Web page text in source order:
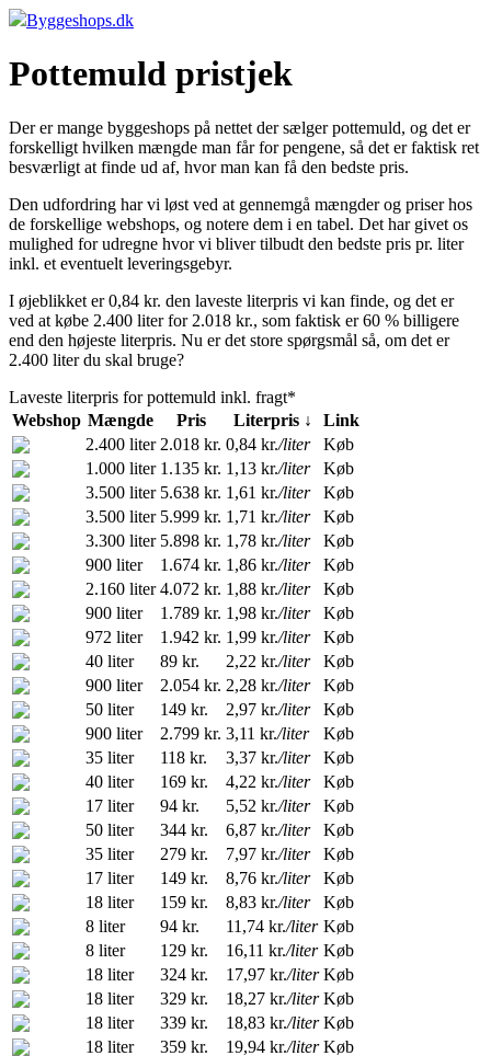
Byggeshops.dk
Pottemuld pristjek
Der er mange byggeshops på nettet der sælger pottemuld, og det er
forskelligt hvilken mængde man får for pengene, så det er faktisk ret
besværligt at finde ud af, hvor man kan få den bedste pris.
Den udfordring har vi løst ved at gennemgå mængder og priser hos
de forskellige webshops, og notere dem i en tabel. Det har givet os
mulighed for udregne hvor vi bliver tilbudt den bedste pris pr. liter
inkl. et eventuelt leveringsgebyr.
I øjeblikket er 0,84 kr. den laveste literpris vi kan finde, og det er
ved at købe 2.400 liter for 2.018 kr., som faktisk er 60 % billigere
end den højeste literpris. Nu er det store spørgsmål så, om det er
2.400 liter du skal bruge?
Laveste literpris for pottemuld inkl. fragt*
Webshop Mængde Pris Literpris ↓
Link
2.400 liter 2.018 kr. 0,84 kr./liter
Køb
1.000 liter 1.135 kr. 1,13 kr./liter
Køb
3.500 liter 5.638 kr. 1,61 kr./liter
Køb
3.500 liter 5.999 kr. 1,71 kr./liter
Køb
3.300 liter 5.898 kr. 1,78 kr./liter
Køb
900 liter
1.674 kr. 1,86 kr./liter
Køb
2.160 liter 4.072 kr. 1,88 kr./liter
Køb
900 liter
1.789 kr. 1,98 kr./liter
Køb
972 liter
1.942 kr. 1,99 kr./liter
Køb
40 liter
89 kr. 2,22 kr./liter
Køb
900 liter
2.054 kr. 2,28 kr./liter
Køb
50 liter
149 kr. 2,97 kr./liter
Køb
900 liter
2.799 kr. 3,11 kr./liter
Køb
35 liter
118 kr. 3,37 kr./liter
Køb
40 liter
169 kr. 4,22 kr./liter
Køb
17 liter
94 kr. 5,52 kr./liter
Køb
50 liter
344 kr. 6,87 kr./liter
Køb
35 liter
279 kr. 7,97 kr./liter
Køb
17 liter
149 kr. 8,76 kr./liter
Køb
18 liter
159 kr. 8,83 kr./liter
Køb
8 liter
94 kr. 11,74 kr./liter Køb
8 liter
129 kr. 16,11 kr./liter Køb
18 liter
324 kr. 17,97 kr./liter Køb
18 liter
329 kr. 18,27 kr./liter Køb
18 liter
339 kr. 18,83 kr./liter Køb
18 liter
359 kr. 19,94 kr./liter Køb